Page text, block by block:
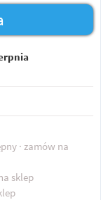
· zamów na
sklep